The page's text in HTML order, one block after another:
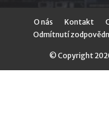
O nás Kontakt
Odmítnutí
© Copyright